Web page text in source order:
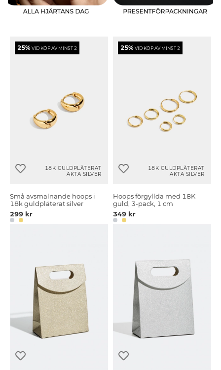
25%VID KÖP AV MINST 2
18K GULDPLÄTERAT
ÄKTA SILVER
Små avsmalnande hoops i
18k guldpläterat silver
299 kr
25%VID KÖP AV MINST 2
18K GULDPLÄTERAT
ÄKTA SILVER
Hoops förgyllda med 18K
guld, 3-pack, 1 cm
349 kr